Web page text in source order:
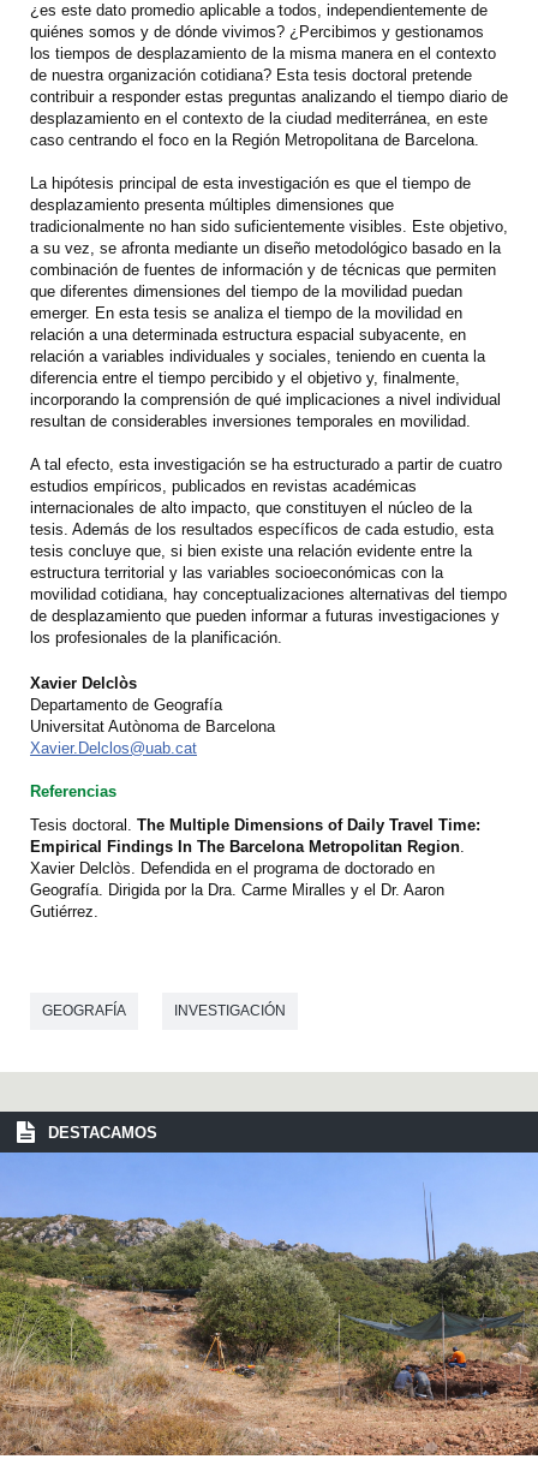
¿es este dato promedio aplicable a todos, independientemente de
quiénes somos y de dónde vivimos? ¿Percibimos y gestionamos
los tiempos de desplazamiento de la misma manera en el contexto
de nuestra organización cotidiana? Esta tesis doctoral pretende
contribuir a responder estas preguntas analizando el tiempo diario de
desplazamiento en el contexto de la ciudad mediterránea, en este
caso centrando el foco en la Región Metropolitana de Barcelona.
La hipótesis principal de esta investigación es que el tiempo de
desplazamiento presenta múltiples dimensiones que
tradicionalmente no han sido suficientemente visibles. Este objetivo,
a su vez, se afronta mediante un diseño metodológico basado en la
combinación de fuentes de información y de técnicas que permiten
que diferentes dimensiones del tiempo de la movilidad puedan
emerger. En esta tesis se analiza el tiempo de la movilidad en
relación a una determinada estructura espacial subyacente, en
relación a variables individuales y sociales, teniendo en cuenta la
diferencia entre el tiempo percibido y el objetivo y, finalmente,
incorporando la comprensión de qué implicaciones a nivel individual
resultan de considerables inversiones temporales en movilidad.
A tal efecto, esta investigación se ha estructurado a partir de cuatro
estudios empíricos, publicados en revistas académicas
internacionales de alto impacto, que constituyen el núcleo de la
tesis. Además de los resultados específicos de cada estudio, esta
tesis concluye que, si bien existe una relación evidente entre la
estructura territorial y las variables socioeconómicas con la
movilidad cotidiana, hay conceptualizaciones alternativas del tiempo
de desplazamiento que pueden informar a futuras investigaciones y
los profesionales de la planificación.
Xavier Delclòs
Departamento de Geografía
Universitat Autònoma de Barcelona
Xavier.Delclos@uab.cat
Referencias
Tesis doctoral. The Multiple Dimensions of Daily Travel Time:
Empirical Findings In The Barcelona Metropolitan Region.
Xavier Delclòs. Defendida en el programa de doctorado en
Geografía. Dirigida por la Dra. Carme Miralles y el Dr. Aaron
Gutiérrez.
GEOGRAFÍA INVESTIGACIÓN
DESTACAMOS